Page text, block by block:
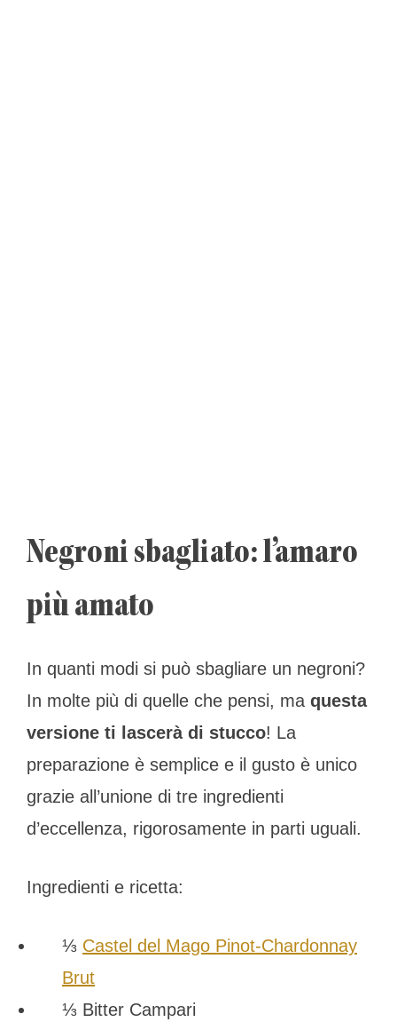
Negroni sbagliato: l’amaro
più amato
In quanti modi si può sbagliare un negroni?
In molte più di quelle che pensi, ma questa
versione ti lascerà di stucco! La
preparazione è semplice e il gusto è unico
grazie all’unione di tre ingredienti
d’eccellenza, rigorosamente in parti uguali.
Ingredienti e ricetta:
⅓ Castel del Mago Pinot-Chardonnay
Brut
⅓ Bitter Campari